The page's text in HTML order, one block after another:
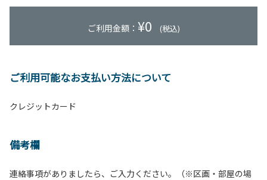
ご利用金額： ¥0 (税込)
ご利用可能なお支払い方法について
クレジットカード
備考欄
連絡事項がありましたら、ご入力ください。（※区画・部屋の場